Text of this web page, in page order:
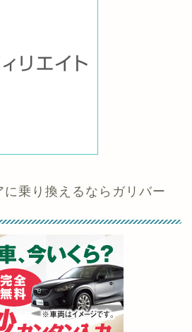
に乗り換えるならガリバー